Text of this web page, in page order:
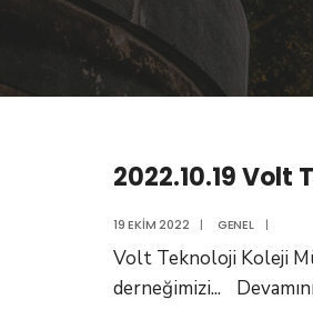
2022.10.19 Volt
19 EKIM 2022 | GENEL |
Volt Teknoloji Koleji
derneğimizi...